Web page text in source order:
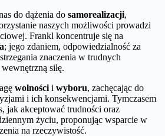
do dążenia do samorealizacji,
naszych możliwości prowadzi
Frankl koncentruje się na
; jego zdaniem, odpowiedzialność za
znaczenia w trudnych
siłę.
wolności i wyboru, zachęcając do
i ich konsekwencjami. Tymczasem
jak akceptować trudności oraz
życiu, proponując wsparcie w
na rzeczywistość.